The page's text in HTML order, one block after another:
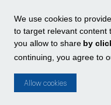
We use cookies to
to target relevant content
you allow to share by
continuing, you agree to
Allow cookies
Conheça outros